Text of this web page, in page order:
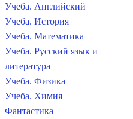
Учеба. Английский
Учеба. История
Учеба. Математика
Учеба. Русский язык и
литература
Учеба. Физика
Учеба. Химия
Фантастика